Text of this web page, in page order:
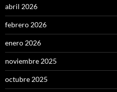
abril 2026
febrero 2026
enero 2026
noviembre 2025
octubre 2025